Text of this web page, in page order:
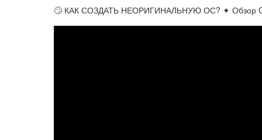
🙄 КАК СОЗДАТЬ НЕОРИГИНАЛЬНУЮ ОС? ✦ Обзор